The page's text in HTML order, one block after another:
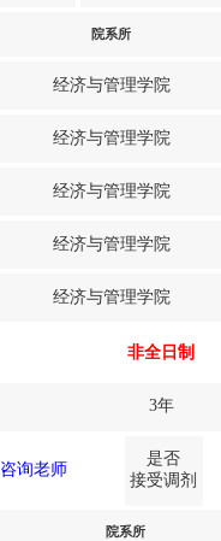
院系所
经济与管理学院
经济与管理学院
经济与管理学院
经济与管理学院
经济与管理学院
非全日制
3年
咨询老师
是否
接受调剂
院系所